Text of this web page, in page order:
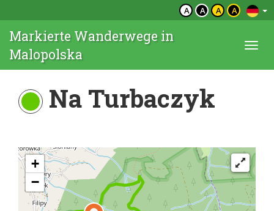
A A A A
Markierte Wanderwege in
Malopolska
Na Turbaczyk
+
−